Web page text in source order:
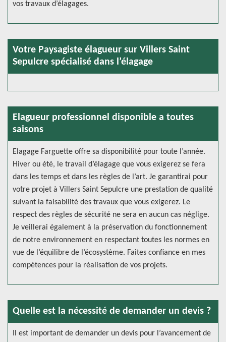
vos travaux d’élagages.
Votre Paysagiste élagueur sur Villers Saint
Sepulcre spécialisé dans l’élagage
Elagueur professionnel disponible a toutes
saisons
Elagage Farguette offre sa disponibilité pour toute l’année.
Hiver ou été, le travail d’élagage que vous exigerez se fera
dans les temps et dans les règles de l’art. Je garantirai pour
votre projet à Villers Saint Sepulcre une prestation de qualité
suivant la faisabilité des travaux que vous exigerez. Le
respect des règles de sécurité ne sera en aucun cas néglige.
Je veillerai également à la préservation du fonctionnement
de notre environnement en respectant toutes les normes en
vue de l’équilibre de l’écosystème. Faites confiance en mes
compétences pour la réalisation de vos projets.
Quelle est la nécessité de demander un devis ?
Il est important de demander un devis pour l’avancement de